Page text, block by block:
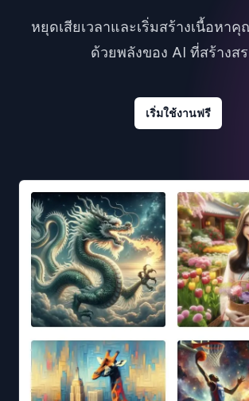
หยุดเสียเวลาและเริ่มสร้างเนื้อหา
ด้วยพลังของ AI ที่สร้างส
เริ่มใช้งานฟรี